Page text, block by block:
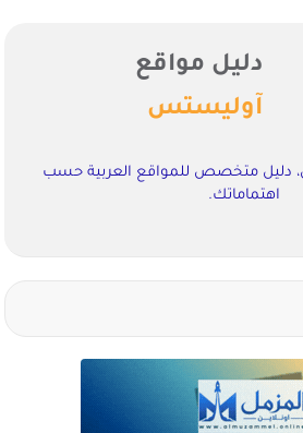
دليل مواقع
آوليستس
دليل متخصص للمواقع العربية حسب
اهتماماتك.